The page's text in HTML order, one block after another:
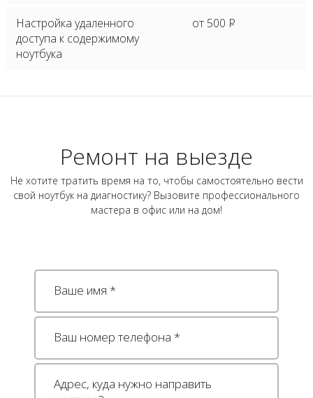
Настройка удаленного
доступа к содержимому
ноутбука
от 500 P
Ремонт на выезде
Не хотите тратить время на то, чтобы самостоятельно вести
свой ноутбук на диагностику? Вызовите профессионального
мастера в офис или на дом!